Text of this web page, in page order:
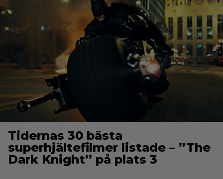
Tidernas 30 bästa
superhjältefilmer listade – ”The
Dark Knight” på plats 3